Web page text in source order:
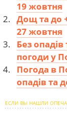
19 жовтня
Дощ та до
27 жовтня
Без
погоди у
Погода в
опадів та
ЕСЛИ ВЫ НАШЛИ